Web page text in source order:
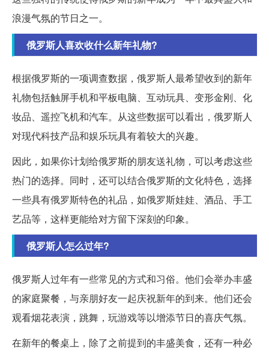
浪漫气氛的节日之一。
俄罗斯人喜欢收什么新年礼物?
根据俄罗斯的一项调查数据，俄罗斯人最希望收到的新年
礼物包括触屏手机和平板电脑、互动玩具、变形金刚、化
妆品、遥控飞机和汽车。从这些数据可以看出，俄罗斯人
对现代科技产品和娱乐玩具有着较大的兴趣。
因此，如果你计划给俄罗斯的朋友送礼物，可以考虑这些
热门的选择。同时，还可以结合俄罗斯的文化特色，选择
一些具有俄罗斯特色的礼品，如俄罗斯娃娃、酒品、手工
艺品等，这样更能给对方留下深刻的印象。
俄罗斯人怎么过年?
俄罗斯人过年有一些常见的方式和习俗。他们会举办丰盛
的家庭聚餐，与亲朋好友一起庆祝新年的到来。他们还会
观看烟花表演，跳舞，玩游戏等以增添节日的喜庆气氛。
在新年的餐桌上，除了之前提到的丰盛美食，还有一种必